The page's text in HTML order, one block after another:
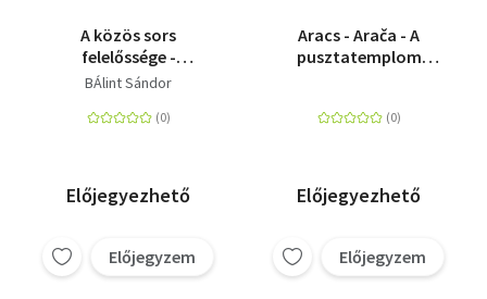
A közös sors
felelőssége -
Válogatott interjúk
színházról, nyelvről,
BÁlint Sándor
Előjegyezhető
Előjegyzem
Aracs - Arača - A
pusztatemplom
Előjegyezhető
Előjegyzem